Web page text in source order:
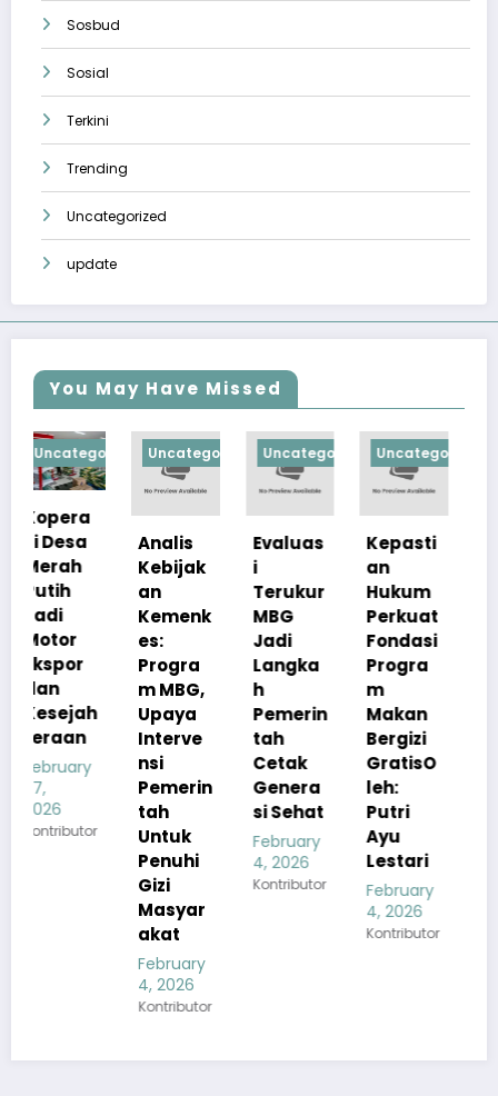
Sosbud
Sosial
Terkini
Trending
Uncategorized
update
You May Have Missed
Uncategorized
Analis
Kebijak
an
Kemenk
es:
Progra
m MBG,
Upaya
Interve
nsi
tah
Untuk
Uncategorized
Evaluas
i
MBG
Jadi
Langka
h
Pemerin
tah
Cetak
Genera
si Sehat
February
4, 2026
Kontributor
Uncategorized
Kepasti
Hukum
Perkuat
Fondasi
Progra
Makan
Bergizi
GratisO
leh:
Putri
Ayu
Lestari
February
Apresia
si
Pemerin
tah
Pastika
n
s Menu
MBG
Tetap
Sesuai
Standar
Gizi
February
4, 2026
Kontributor